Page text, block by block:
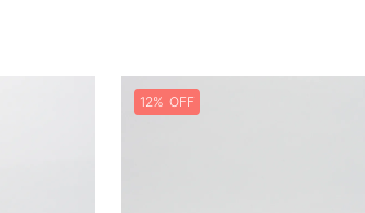
12%